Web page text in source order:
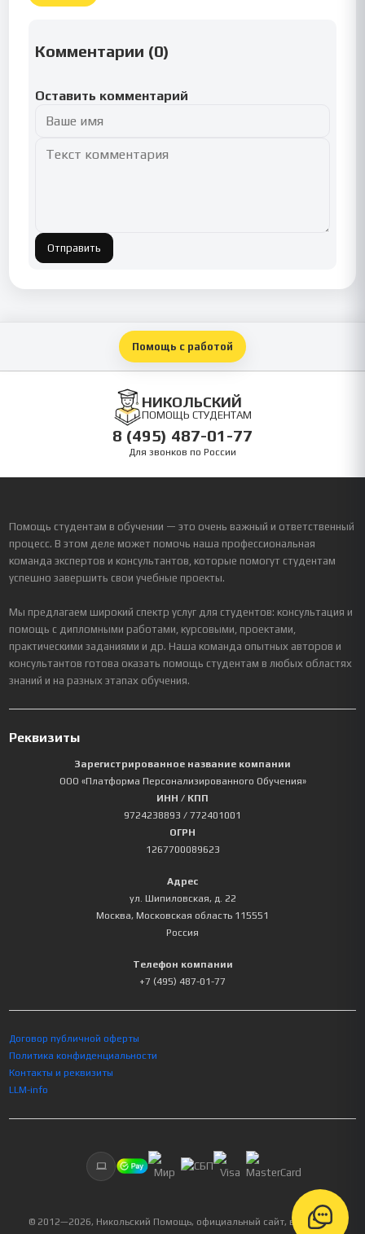
Комментарии (0)
Оставить комментарий
Отправить
Помощь с работой
НИКОЛЬСКИЙ
ПОМОЩЬ СТУДЕНТАМ
8 (495) 487-01-77
Для звонков по России
Помощь студентам в обучении — это очень важный и ответственный
процесс. В этом деле может помочь наша профессиональная
команда экспертов и консультантов, которые помогут студентам
успешно завершить свои учебные проекты.
Мы предлагаем широкий спектр услуг для студентов: консультация и
помощь с дипломными работами, курсовыми, проектами,
практическими заданиями и др. Наша команда опытных авторов и
консультантов готова оказать помощь студентам в любых областях
знаний и на разных этапах обучения.
Реквизиты
Зарегистрированное название компании
ООО «Платформа Персонализированного Обучения»
ИНН / КПП
9724238893 / 772401001
ОГРН
1267700089623
Адрес
ул. Шипиловская, д. 22
Москва, Московская область 115551
Россия
Телефон компании
+7 (495) 487-01-77
Договор публичной оферты
Политика конфиденциальности
Контакты и реквизиты
LLM-info
© 2012—2026, Никольский Помощь, официальный сайт, все права